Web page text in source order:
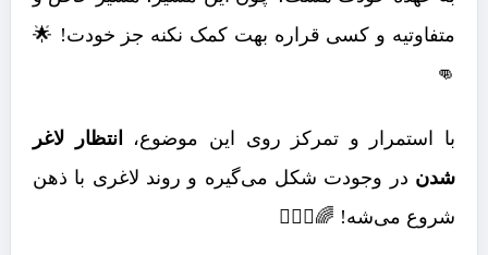
متفاوتیه و کسی قراره بهت کمک نکنه جز خودت! 🌟
👊
با استمرار و تمرکز روی این موضوع،
انتظار لاغر
شدن در وجودت شکل می‌گیره و روند لاغری با ذهن
شروع می‌شه! 🌈🧘‍♀️✨